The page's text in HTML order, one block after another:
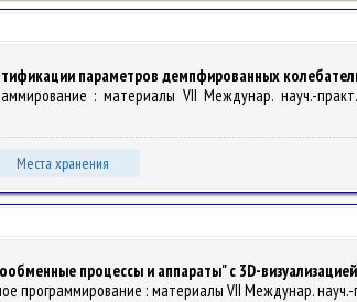
параметров демпфированных
: материалы VII Междунар. науч.-
Места хранения
процессы и аппараты" с 3D-визуализацией
программирование : материалы VII Междунар.